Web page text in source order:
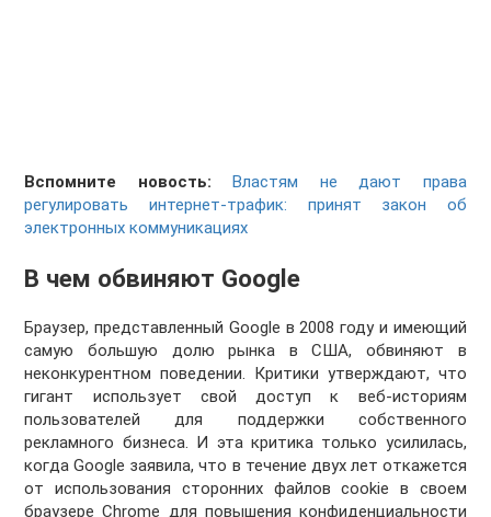
Вспомните новость:
Властям не дают права
регулировать интернет-трафик: принят закон об
электронных коммуникациях
В чем обвиняют Google
Браузер, представленный Google в 2008 году и имеющий
самую большую долю рынка в США, обвиняют в
неконкурентном поведении. Критики утверждают, что
гигант использует свой доступ к веб-историям
пользователей для поддержки собственного
рекламного бизнеса. И эта критика только усилилась,
когда Google заявила, что в течение двух лет откажется
от использования сторонних файлов cookie в своем
браузере Chrome для повышения конфиденциальности